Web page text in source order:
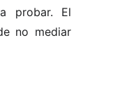
probar. El
no mediar